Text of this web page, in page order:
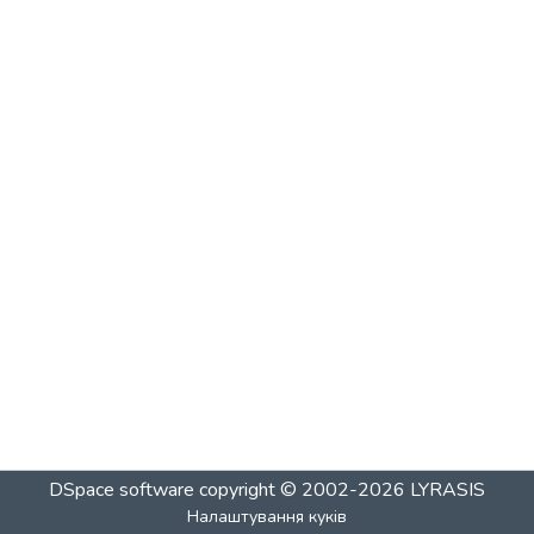
DSpace software copyright © 2002-2026 LYRASIS
Налаштування куків